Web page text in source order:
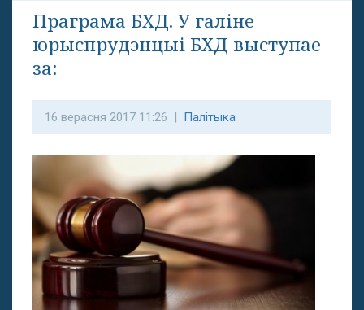
Праграма БХД. У галіне
юрыспрудэнцыі БХД выступае
за:
16 верасня 2017 11:26 | Палітыка